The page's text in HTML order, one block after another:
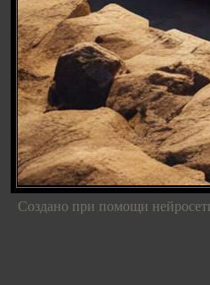
Создано при помощи